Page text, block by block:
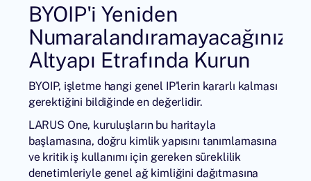
BYOIP'i Yeniden
Numaralandıramayacağınız
Altyapı Etrafında Kurun
BYOIP, işletme hangi genel IP'lerin kararlı kalması
gerektiğini bildiğinde en değerlidir.
LARUS One, kuruluşların bu haritayla
başlamasına, doğru kimlik yapısını tanımlamasına
ve kritik iş kullanımı için gereken süreklilik
denetimleriyle genel ağ kimliğini dağıtmasına